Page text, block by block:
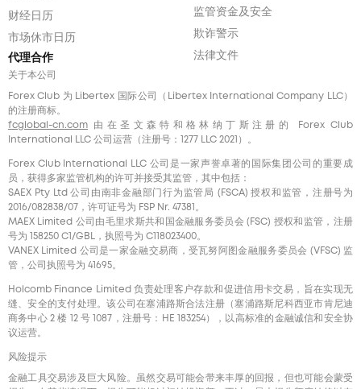
财经日历
市场休市日历
代理合作
监管资金及安全
欺诈警示
法律文件
关于本公司
Forex Club 为 Libertex 国际公司（Libertex International Company LLC）
的注册商标。
fcglobal-cn.com 由在圣文森特和格林纳丁斯注册的 Forex Club
International LLC 公司运营（注册号：1277 LLC 2021）。
Forex Club International LLC 公司是一家声誉卓著的国际集团公司的重要成
员，获得多家监管机构的许可并接受其监管，其中包括：
SAEX Pty Ltd 公司由南非金融部门行为监管局 (FSCA) 授权和监管，注册号为
2016/082838/07，许可证号为 FSP Nr. 47381。
MAEX Limited 公司由毛里求斯共和国金融服务委员会 (FSC) 授权和监管，注册
号为 158250 C1/GBL，执照号为 С118023400。
VANEX Limited 公司是一家金融交易商，受瓦努阿图金融服务委员会 (VFSC) 监
管，公司执照号为 41695。
Holcomb Finance Limited 负责处理客户存款和促进信用卡交易，旨在实现无
缝、安全的支付处理。该公司在塞浦路斯合法注册（塞浦路斯尼科西亚市肯尼迪
商务中心 2 楼 12 号 1087，注册号：HE 183254），以高标准的金融诚信和安全协
议运营。
风险提示
金融工具交易涉及巨大风险。虽然交易可能会带来丰厚的回报，但也可能会蒙受